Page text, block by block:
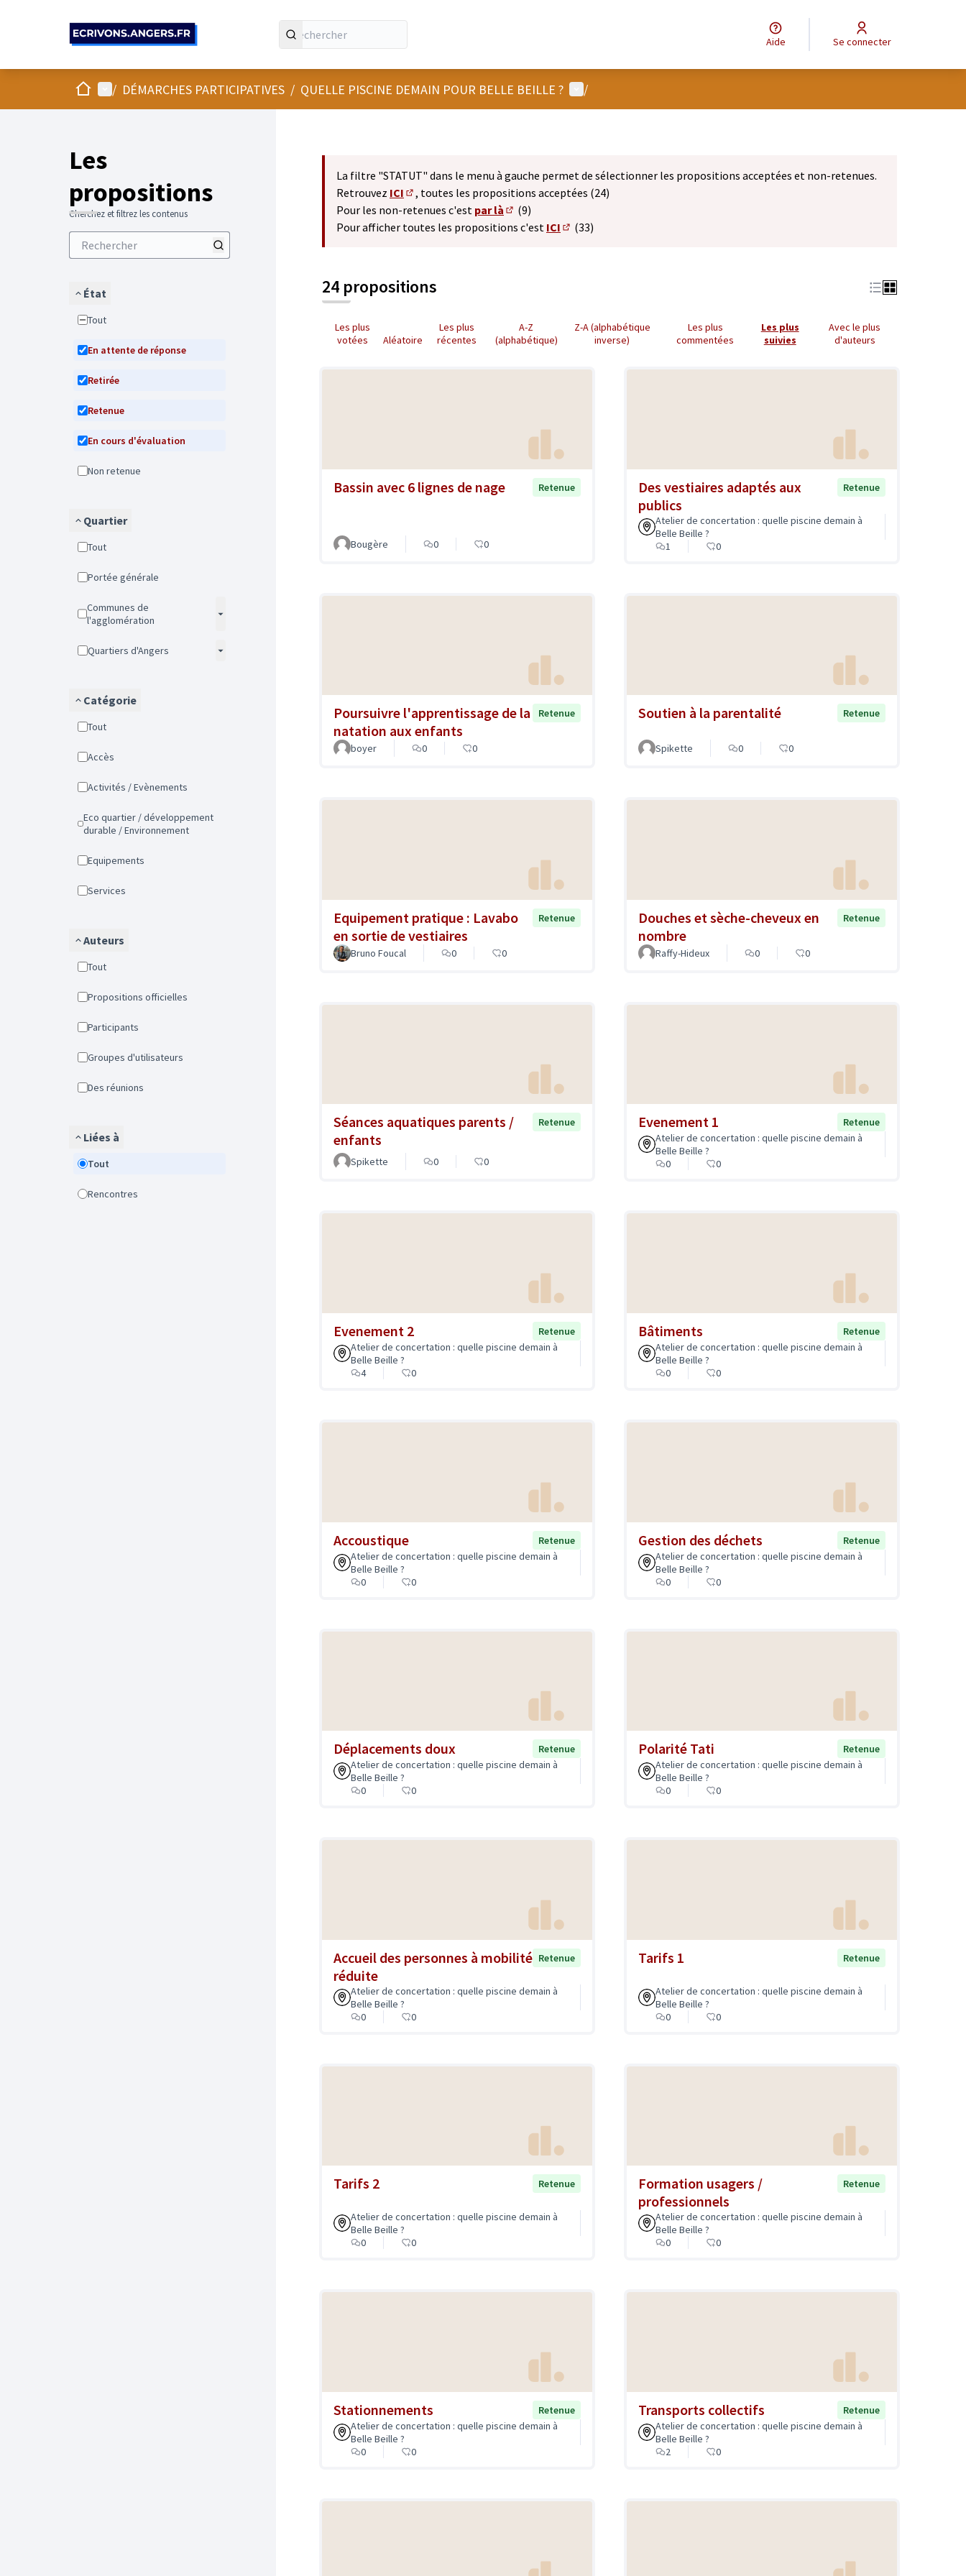
Aide Se connecter
AccueilMenu principal
/ DÉMARCHES PARTICIPATIVES / QUELLE PISCINE DEMAIN POUR BELLE BEILLE ? Menu utilisateur
/
Les
propositions
Cherchez et filtrez les contenus
État
Tout
En attente de réponse
Retirée
Retenue
En cours d'évaluation
Non retenue
Quartier
Tout
Portée générale
Communes de
l'agglomération
Quartiers d'Angers
Catégorie
Tout
Accès
Activités / Evènements
Eco quartier / développement
durable / Environnement
Equipements
Services
Auteurs
Tout
Propositions officielles
Participants
Groupes d'utilisateurs
Des réunions
Liées à
Tout
Rencontres
La filtre "STATUT" dans le menu à gauche permet de sélectionner les propositions acceptées et non-retenues.
Retrouvez ICI
(S'ouvre dans un nouvel onglet)
, toutes les propositions acceptées (24)
Pour les non-retenues c'est par là
(S'ouvre dans un nouvel onglet)
(9)
Pour afficher toutes les propositions c'est ICI
(33)
24 propositions
Les plus
votées
Aléatoire
Les plus
récentes
A-Z
(alphabétique)
Z-A (alphabétique
inverse)
Les plus
commentées
Les plus
suivies
Avec le plus
d'auteurs
Bassin avec 6 lignes de nage Retenue
Bougère 0 0
Des vestiaires adaptés aux
publics
Retenue
Atelier de concertation : quelle piscine demain à
Belle Beille ?
1
0
Poursuivre l'apprentissage de la
natation aux enfants
Retenue
boyer 0 0
Soutien à la parentalité Retenue
Spikette 0 0
Equipement pratique : Lavabo
en sortie de vestiaires
Retenue
Bruno Foucal 0 0
Douches et sèche-cheveux en
nombre
Retenue
Raffy-Hideux 0 0
Séances aquatiques parents /
enfants
Retenue
Spikette 0 0
Evenement 1
Retenue
Atelier de concertation : quelle piscine demain à
Belle Beille ?
0
0
Evenement 2
Retenue
Atelier de concertation : quelle piscine demain à
Belle Beille ?
4
0
Bâtiments
Retenue
Atelier de concertation : quelle piscine demain à
Belle Beille ?
0
0
Accoustique
Retenue
Atelier de concertation : quelle piscine demain à
Belle Beille ?
0
0
Gestion des déchets
Retenue
Atelier de concertation : quelle piscine demain à
Belle Beille ?
0
0
Déplacements doux
Retenue
Atelier de concertation : quelle piscine demain à
Belle Beille ?
0
0
Polarité Tati
Retenue
Atelier de concertation : quelle piscine demain à
Belle Beille ?
0
0
Accueil des personnes à mobilité
réduite
Retenue
Atelier de concertation : quelle piscine demain à
Belle Beille ?
0
0
Tarifs 1 Retenue
Atelier de concertation : quelle piscine demain à
Belle Beille ?
0
0
Tarifs 2 Retenue
Atelier de concertation : quelle piscine demain à
Belle Beille ?
0
0
Formation usagers /
professionnels
Retenue
Atelier de concertation : quelle piscine demain à
Belle Beille ?
0
0
Stationnements
Retenue
Atelier de concertation : quelle piscine demain à
Belle Beille ?
0
0
Transports collectifs
Retenue
Atelier de concertation : quelle piscine demain à
Belle Beille ?
2
0